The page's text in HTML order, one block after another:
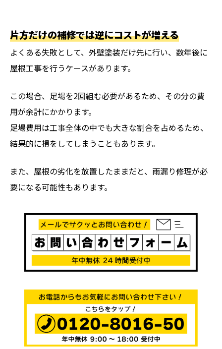
片方だけの補修では逆にコストが増える
よくある失敗として、外壁塗装だけ先に行い、数年後に
屋根工事を行うケースがあります。
この場合、足場を2回組む必要があるため、その分の費
用が余計にかかります。
足場費用は工事全体の中でも大きな割合を占めるため、
結果的に損をしてしまうこともあります。
また、屋根の劣化を放置したままだと、雨漏り修理が必
要になる可能性もあります。